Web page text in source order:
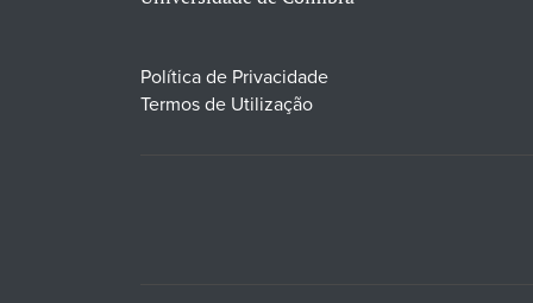
Política de Privacidade
Termos de Utilização